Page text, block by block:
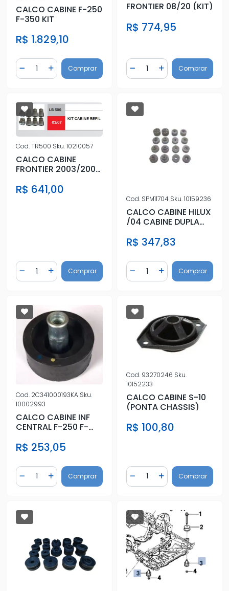
CALCO CABINE F-250
F-350 KIT
R$ 1.829,10
Diminuir Quantidade
Quantidade
Adicionar Quantidade
Comprar
FRONTIER 08/20 (KIT)
R$ 774,95
Diminuir Quantidade
Quantidade
AdicionarComprar
Cod.TR500 Sku.10210057
CALCO CABINE
FRONTIER 2003/2008
R$ 641,00
Diminuir Quantidade
Quantidade
Adicionar Quantidade
Comprar
Cod. SPM11704 Sku.10159236
CALCO CABINE HILUX
/04 CABINE DUPLA
R$ 347,83
Diminuir Quantidade
Quantidade
AdicionarComprar
Cod. 2C341000193KA Sku.
10002993
CALCO CABINE INF
CENTRAL F-250 F-
R$ 253,05
Diminuir Quantidade
Quantidade
Adicionar Quantidade
Comprar
Cod. 93270246 Sku.
10152233
CALCO CABINE S-10
(PONTA CHASSIS)
R$ 100,80
Diminuir Quantidade
Quantidade
AdicionarComprar